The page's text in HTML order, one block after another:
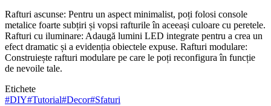
Rafturi ascunse: Pentru un aspect minimalist, poți folosi console
metalice foarte subțiri și vopsi rafturile în aceeași culoare cu peretele.
Rafturi cu iluminare: Adaugă lumini LED integrate pentru a crea un
efect dramatic și a evidenția obiectele expuse. Rafturi modulare:
Construiește rafturi modulare pe care le poți reconfigura în funcție
de nevoile tale.
Etichete
#DIY#Tutorial#Decor#Sfaturi